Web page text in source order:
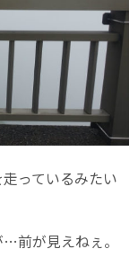
っているみたい
前が見えねぇ。